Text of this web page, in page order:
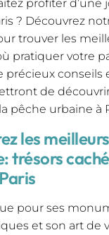
profiter d’une
? Découvrez
trouver les
pratiquer votre
précieux conseils
de
pêche urbaine à
les
trésors
pour ses
et son art de